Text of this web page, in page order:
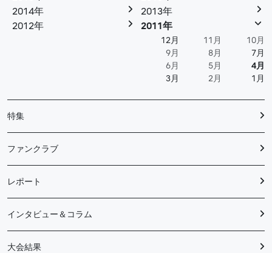
2014年
2013年
2012年
2011年
12月 11月
10月
9月
8月
7月
6月
5月
4月
3月
2月 1月
特集
ファンクラブ
レポート
インタビュー＆コラム
大会結果